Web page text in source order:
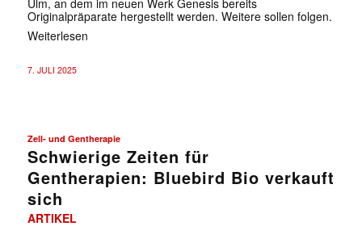
Originalpräparate hergestellt werden. Weitere sollen folgen.
Weiterlesen
7. JULI 2025
Zell- und Gentherapie
Schwierige Zeiten für
Gentherapien: Bluebird Bio verkauft
sich
ARTIKEL